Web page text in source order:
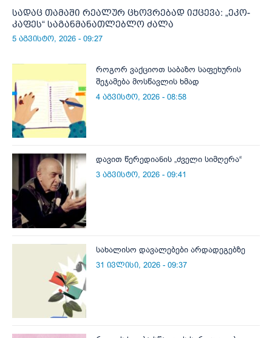
სადაც თამაში რეალურ ცხოვრებად იქცევა: „ეკო-
კაფეს“ საგანმანათლებლო ძალა
5 აგვისტო, 2026 - 09:27
როგორ ვაქციოთ საბაზო საფეხურის
შეჯამება მოსწავლის ხმად
4 აგვისტო, 2026 - 08:58
დავით წერედიანის „ძველი სიმღერა“
3 აგვისტო, 2026 - 09:41
სახალისო დავალებები არდადეგებზე
31 ივლისი, 2026 - 09:37